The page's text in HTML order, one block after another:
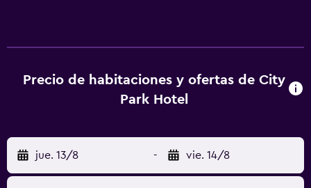
secador de pelo. Los huéspedes pueden navegar por la
web gracias a nuestro acceso a Internet wifi gratis. Los
los días y es posible solicitar tabla de planchar con
plancha. Los servicios de ocio y esparcimiento en este
hotel incluyen gimnasio.
Precio de habitaciones y ofertas de City
Park Hotel
jue. 13/8 - vie. 14/8